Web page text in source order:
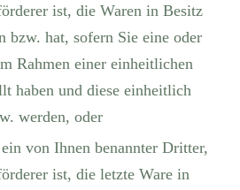
ist, die Waren in Besitz
bzw. hat, sofern Sie eine oder
Rahmen einer einheitlichen
haben und diese einheitlich
werden, oder
von Ihnen benannter Dritter,
ist, die letzte Ware in